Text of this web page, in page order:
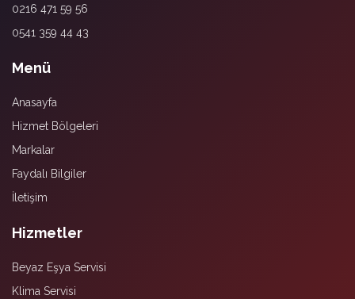
0216 471 59 56
0541 359 44 43
Menü
Anasayfa
Hizmet Bölgeleri
Markalar
Faydalı Bilgiler
İletişim
Hizmetler
Beyaz Eşya Servisi
Klima Servisi